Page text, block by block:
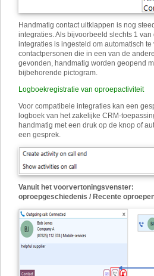
Handmatig contact uitklappen is nog
integraties. Als bijvoorbeeld slechts 1
integraties is ingesteld om automatisch
contactpersonen die in een van de
gevonden, handmatig worden geopend
bijbehorende pictogram.
Logboekregistratie van oproepactiviteit
Voor compatibele integraties kan een
logboek van het zakelijke CRM-
handmatig met een druk op de knop of
een gesprek.
Vanuit het
oproepgeschiedenis / Recente